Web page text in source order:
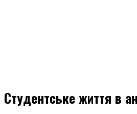
Студентське життя в